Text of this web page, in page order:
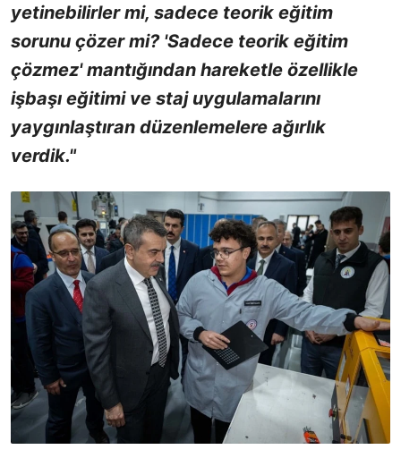
yetinebilirler mi, sadece teorik eğitim
sorunu çözer mi? 'Sadece teorik eğitim
çözmez' mantığından hareketle özellikle
işbaşı eğitimi ve staj uygulamalarını
yaygınlaştıran düzenlemelere ağırlık
verdik."